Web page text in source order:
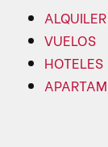
VUELOS
HOTELES